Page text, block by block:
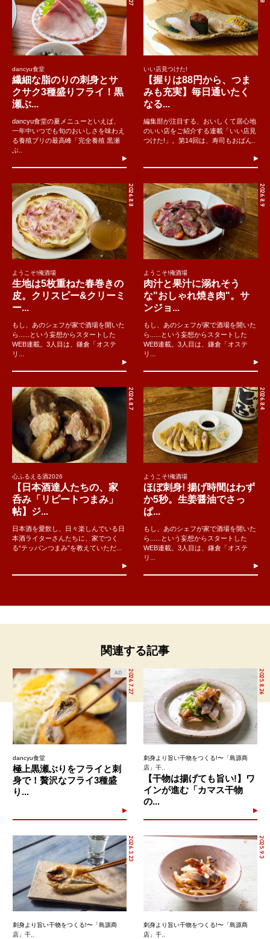
dancyu食堂
繊細な脂のりの刺身とサ
クサク3種盛りフライ！黒
瀬ぶ...
dancyu食堂の夏メニューといえば、
一年中いつでも旬のおいしさを味わえ
る養殖ブリの最高峰「完全養殖 黒瀬
ぶ..
いい店見つけた!
【握りは88円から、つま
みも充実】毎日通いたく
なる...
編集部が注目する、おいしくて居心地
のいい店をご紹介する連載「いい店見
つけた!」。第14回は、寿司もおばん..
2026.8.8
ようこそ!俺酒場
生地は5枚重ねた春巻きの
皮。クリスピー&クリーミ
ー...
もし、あのシェフが家で酒場を開いた
ら......という妄想からスタートした
WEB連載。3人目は、鎌倉「オステ
リ...
2026.8.9
ようこそ!俺酒場
肉汁と果汁に溺れそう
な"おしゃれ焼き肉"。サ
ンジョ...
もし、あのシェフが家で酒場を開いた
ら......という妄想からスタートした
WEB連載。3人目は、鎌倉「オステ
リ...
2026.8.7
心ふるえる酒2026
【日本酒達人たちの、家
呑み「リピートつまみ」
帖】ジ...
日本酒を愛飲し、日々楽しんでいる日
本酒ライターさんたちに、家でつく
る“テッパンつまみ”を教えていただ...
2026.8.4
ようこそ!俺酒場
ほぼ刺身! 揚げ時間はわず
か5秒。生姜醤油でさっ
ぱ...
もし、あのシェフが家で酒場を開いた
ら......という妄想からスタートした
WEB連載。3人目は、鎌倉「オステ
リ...
関連する記事
2026.7.27
AD
dancyu食堂
極上黒瀬ぶりをフライと刺
身で！贅沢なフライ3種盛
り...
2025.8.26
刺身より旨い干物をつくる!〜「島源商
店」干..
【干物は揚げても旨い!】ワ
インが進む「カマス干物
の...
2026.3.23
刺身より旨い干物をつくる!〜「島源商
店」干..
2025.9.3
刺身より旨い干物をつくる!〜「島源商
店」干..